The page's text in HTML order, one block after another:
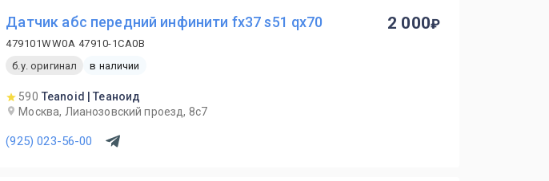
Датчик абс передний инфинити fx37 s51 qx70
479101WW0A 47910-1CA0B
б.у. оригинал
в наличии
590 Teanoid | Теаноид
Москва, Лианозовский проезд, 8с7
(925) 023-56-00
2 000